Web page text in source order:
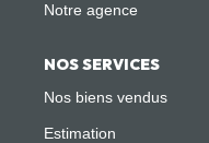
Notre agence
NOS SERVICES
Nos biens vendus
Estimation